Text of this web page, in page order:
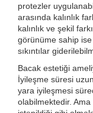
protezler
arasında kalınlık
kalınlık ve şekil
görünüme sahip
sıkıntılar
Bacak estetiği
İyileşme süresi
yara iyileşmesi
olabilmektedir.